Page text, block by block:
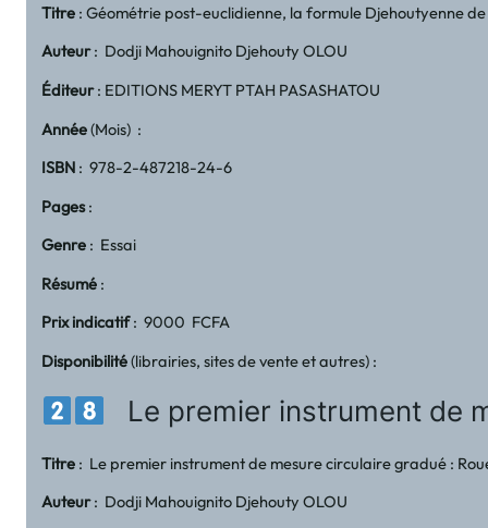
Titre : Géométrie post-euclidienne, la formule Djehoutyenne
Auteur: Dodji Mahouignito Djehouty OLOU
Éditeur: EDITIONS MERYT PTAH PASASHATOU
Année(Mois) :
ISBN : 978-2-487218-24-6
Pages:
Genre : Essai
Résumé :
Prix indicatif: 9000 FCFA
Disponibilité(librairies, sites de vente et autres) :
Le premier instrument de
Titre : Le premier instrument de mesure circulaire gradué :
Auteur: Dodji Mahouignito Djehouty OLOU